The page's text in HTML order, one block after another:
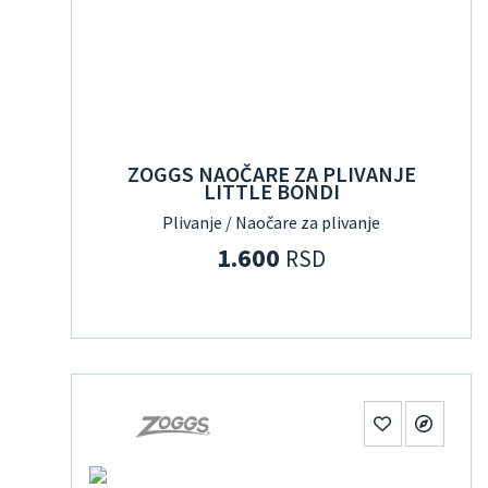
ZOGGS NAOČARE ZA PLIVANJE
LITTLE BONDI
Plivanje / Naočare za plivanje
1.600 RSD